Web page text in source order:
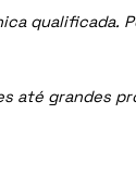
qualificada.
até grandes